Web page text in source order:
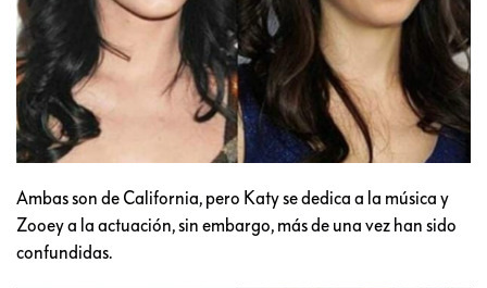
Ambas son de California, pero Katy se dedica a la música y
Zooey a la actuación, sin embargo, más de una vez han sido
confundidas.